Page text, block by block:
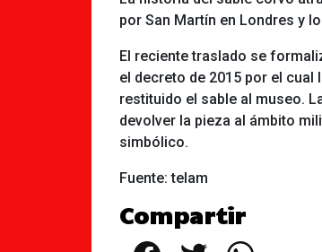
por San Martín en Londres y
El reciente traslado se
el decreto de 2015 por el cual
restituido el sable al museo.
devolver la pieza al ámbito
simbólico.
Fuente: telam
Compartir